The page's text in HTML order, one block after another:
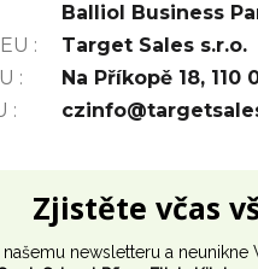
Balliol Business
:
Target Sales s.r.o.
:
Na Příkopě 18, 110
:
Zjistěte včas
našemu newsletteru a